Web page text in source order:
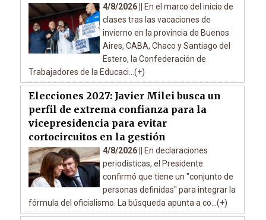
4/8/2026 ||
En el marco del inicio de
clases tras las vacaciones de
invierno en la provincia de Buenos
Aires, CABA, Chaco y Santiago del
Estero, la Confederación de
Trabajadores de la Educaci...(+)
Elecciones 2027: Javier Milei busca un
perfil de extrema confianza para la
vicepresidencia para evitar
cortocircuitos en la gestión
4/8/2026 ||
En declaraciones
periodísticas, el Presidente
confirmó que tiene un "conjunto de
personas definidas" para integrar la
fórmula del oficialismo. La búsqueda apunta a co...(+)